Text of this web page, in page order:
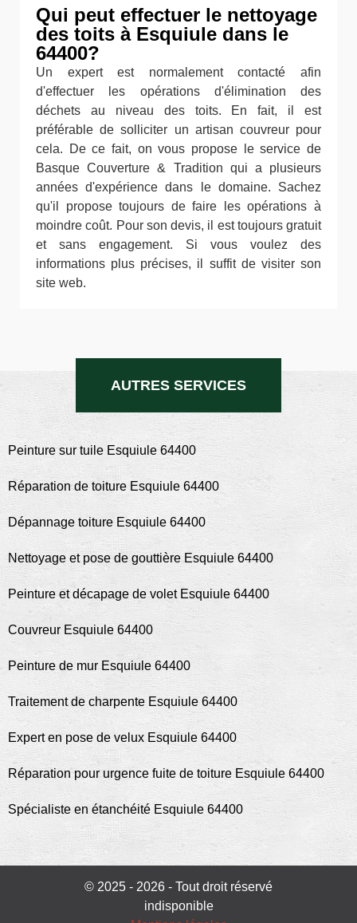
Qui peut effectuer le nettoyage
des toits à Esquiule dans le
64400?
Un expert est normalement contacté afin
d'effectuer les opérations d'élimination des
déchets au niveau des toits. En fait, il est
préférable de solliciter un artisan couvreur pour
cela. De ce fait, on vous propose le service de
Basque Couverture & Tradition qui a plusieurs
années d'expérience dans le domaine. Sachez
qu'il propose toujours de faire les opérations à
moindre coût. Pour son devis, il est toujours gratuit
et sans engagement. Si vous voulez des
informations plus précises, il suffit de visiter son
site web.
AUTRES SERVICES
Peinture sur tuile Esquiule 64400
Réparation de toiture Esquiule 64400
Dépannage toiture Esquiule 64400
Nettoyage et pose de gouttière Esquiule 64400
Peinture et décapage de volet Esquiule 64400
Couvreur Esquiule 64400
Peinture de mur Esquiule 64400
Traitement de charpente Esquiule 64400
Expert en pose de velux Esquiule 64400
Réparation pour urgence fuite de toiture Esquiule 64400
Spécialiste en étanchéité Esquiule 64400
© 2025 - 2026 - Tout droit réservé
indisponible